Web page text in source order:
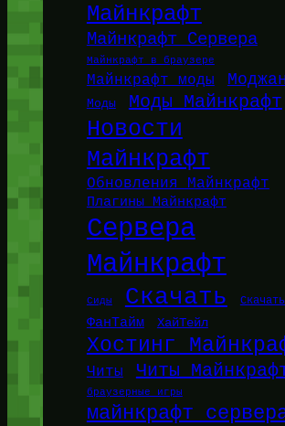
Майнкрафт
Майнкрафт Сервера
Майнкрафт в браузере
Майнкрафт моды
Моды Моды Майнкрафт
Новости
Майнкрафт
Обновления Майнкрафт
Плагины Майнкрафт
Сервера
Майнкрафт
Сиды Скачать
ФанТайм ХайТейл
Хостинг
Читы Читы
браузерные игры
майнкрафт